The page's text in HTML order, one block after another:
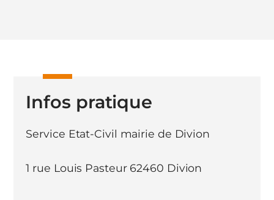
Infos pratique
Service Etat-Civil mairie de Divion
1 rue Louis Pasteur 62460 Divion